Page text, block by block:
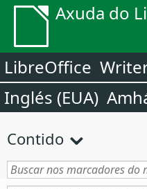
Axuda do
LibreOffice
Inglés (EUA)
Contido